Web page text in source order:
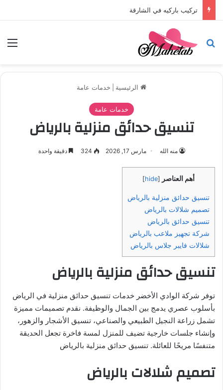
تركيب باركيه في الشارقة
بحث عن
الرئيسية خدمات عامة
خدمات عامة
تنسيق حدائق منزلية بالرياض
منه الله مارس 17, 2026 324 دقيقة واحدة
أهم العناصر [
hide
]
تنسيق حدائق منزلية بالرياض
تصميم شلالات بالرياض
تنسيق حدائق بالرياض
شركة تجهيز ملاعب بالرياض
شلالات فايبر جلاس بالرياض
تنسيق حدائق منزلية بالرياض
توفر شركة الوادي الأخضر خدمات تنسيق حدائق منزلية في الرياض
بأسلوب عصري يدمج بين الجمال والوظيفة. نقدم تصميمات مميزة
تشمل زراعة النجيل الطبيعي والصناعي، تنسيق الأشجار والزهور،
وإنشاء جلسات خارجية تضيف للمنزل لمسة فاخرة تجعل الحديقة
متنفسًا مريحًا للعائلة. تنسيق حدائق منزلية بالرياض
تصميم شلالات بالرياض